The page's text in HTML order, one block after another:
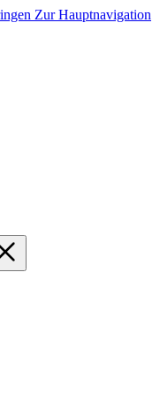
Zur Hauptnavigation